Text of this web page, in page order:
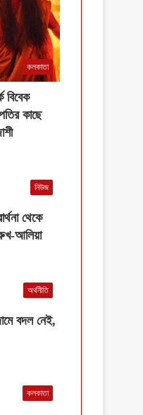
কলকাতা
বিবেক
কাছে
নিউজ
থেকে
আলিয়া
অর্থনীতি
বদল নেই,
কলকাতা